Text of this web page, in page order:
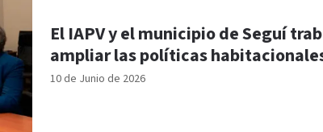
10 de Junio de 2026
El IAPV y el municipio de Seguí
ampliar las políticas